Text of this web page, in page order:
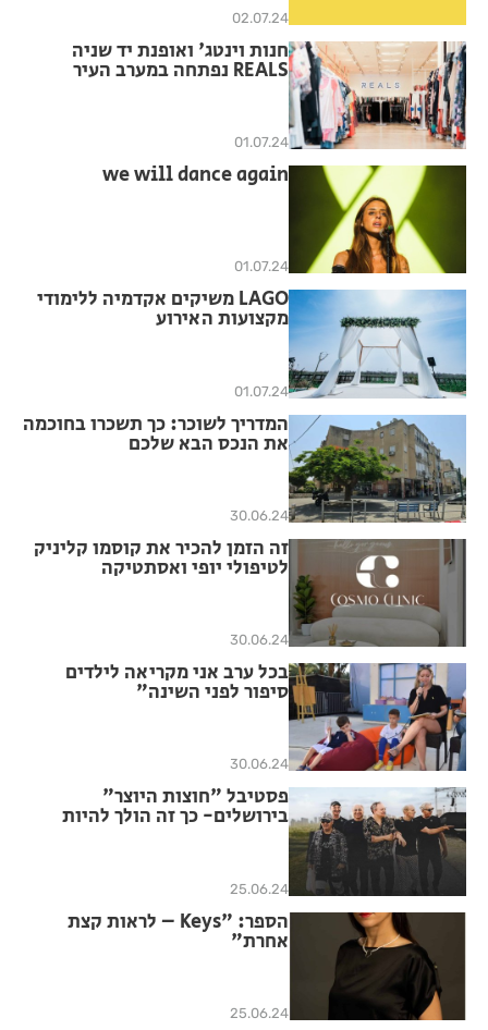
02.07.24
חנות וינטג' ואופנת יד שניה
REALS נפתחה במערב העיר
01.07.24
we will dance again
01.07.24
LAGO משיקים אקדמיה ללימודי
מקצועות האירוע
01.07.24
המדריך לשוכר: כך תשכרו בחוכמה
את הנכס הבא שלכם
30.06.24
זה הזמן להכיר את קוסמו קליניק
לטיפולי יופי ואסתטיקה
30.06.24
בכל ערב אני מקריאה לילדים
סיפור לפני השינה"
30.06.24
פסטיבל "חוצות היוצר"
בירושלים- כך זה הולך להיות
25.06.24
הספר: "Keys – לראות קצת
אחרת"
25.06.24